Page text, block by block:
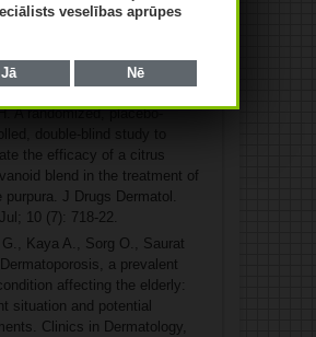
S. et al. Effects of topical
on aging skin: A pilot study.
J. M., Eisenberg D. P., Berlin
A randomized, placebo-
the efficacy of a citrus
blend in the treatment of
purpura. J Drugs Dermatol.
10 (7): 718-22.
G., Kaya A., Sorg O., Saurat
a prevalent
affecting the elderly:
situation and potential
Clinics in Dermatology,
veselības aprūpes
Jā Nē